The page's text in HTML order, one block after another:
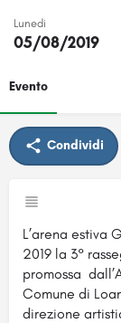
Lunedi
05/08/2019
Evento
Condividi
L’arena estiva
2019 la 3°
promossa
Comune di
direzione